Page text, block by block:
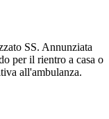
SS. Annunziata
per il rientro a casa o
all'ambulanza.